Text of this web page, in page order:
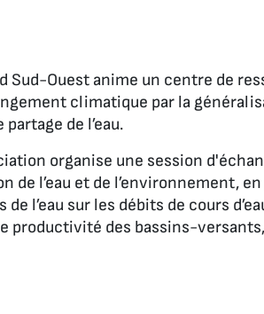
Sud-Ouest anime un centre de
climatique par la
de l’eau.
organise une session
de l’eau et de l’environnement,
l’eau sur les débits de cours
productivité des bassins-